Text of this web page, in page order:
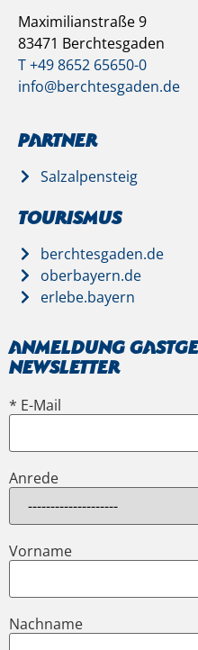
Maximilianstraße 9
83471 Berchtesgaden
T +49 8652 65650-0
info@berchtesgaden.de
Partner
Salzalpensteig
Tourismus
berchtesgaden.de
oberbayern.de
erlebe.bayern
Anmeldung
Newsletter
* E-Mail
Anrede
Vorname
Nachname